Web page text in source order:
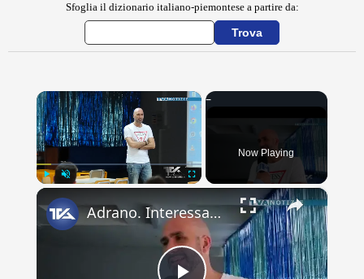
Sfoglia il dizionario italiano-piemontese a partire da:
×
Now Playing
×
Adrano. Interessante incontro al liceo “Verga” con il prof. Fabio Gamberini. Studenti del Linguistic